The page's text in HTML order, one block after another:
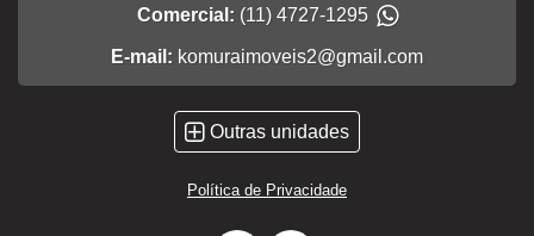
Comercial: (11) 4727-1295
E-mail: komuraimoveis2@gmail.com
Outras unidades
Política de Privacidade